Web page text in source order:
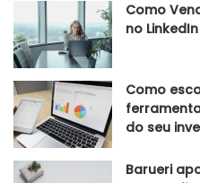
Como
no LinkedIn
Como
do seu
Barueri